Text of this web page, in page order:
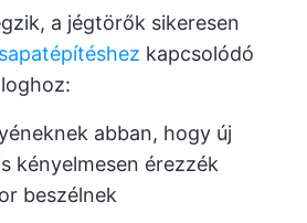
a jégtörők sikeresen
kapcsolódó
abban, hogy új
kényelmesen érezzék
beszélnek